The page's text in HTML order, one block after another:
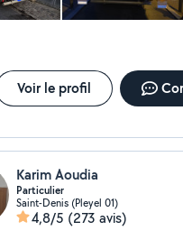
Voir le profil
Karim Aoudia
Particulier
Saint-Denis (Pleyel 01)
4,8/5 (273 avis)